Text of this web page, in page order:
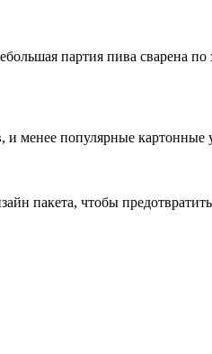
партия пива сварена по
менее популярные картонные
пакета, чтобы